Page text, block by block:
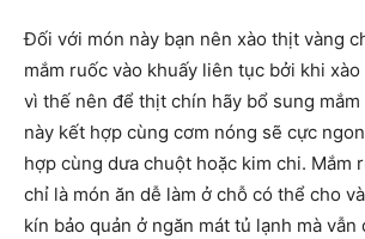
Đối với món này bạn nên xào thịt vàng
mắm ruốc vào khuấy liên tục bởi khi
vì thế nên để thịt chín hãy bổ sung mắm
này kết hợp cùng cơm nóng sẽ cực
hợp cùng dưa chuột hoặc kim chi. Mắm
chỉ là món ăn dễ làm ở chỗ có thể cho
kín bảo quản ở ngăn mát tủ lạnh mà vẫn